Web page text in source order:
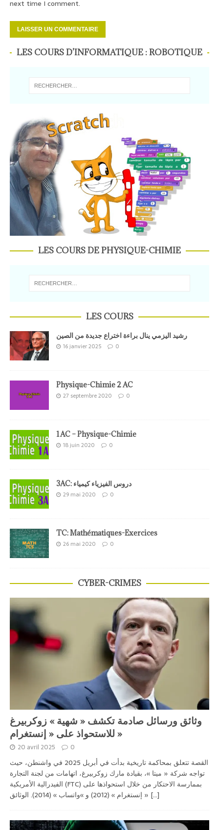
next time I comment.
LES COURS D’INFORMATIQUE : ROBOTIQUE
LES COURS DE PHYSIQUE-CHIMIE
LES COURS
رشيد اليزمي ينال براءة اختراع جديدة من الصين
16 janvier 2025 0
Physique-Chimie 2 AC
27 septembre 2020 0
1AC – Physique-Chimie
18 juin 2020 0
3AC: دروس الفيزياء كيمياء
29 mai 2020 0
TC: Mathématiques-Exercices
26 mai 2020 0
CYBER-CRIMES
وثائق ورسائل صادمة تكشف « شهية » زوكربيرغ
للاستحواذ على « إنستغرام »
20 avril 2025 0
القصة تتعلق بمحاكمة تاريخية بدأت في أبريل 2025 في واشنطن، حيث
تواجه شركة « ميتا »، بقيادة مارك زوكربيرغ، اتهامات من لجنة التجارة
الفيدرالية الأمريكية (FTC) بممارسة الاحتكار من خلال استحواذها على
[...]